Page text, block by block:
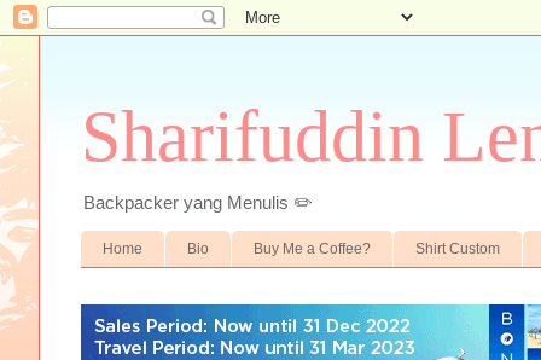
Sharifuddin
Backpacker yang Menulis ✏️
Home Bio Buy Me a Coffee? Shirt Custom